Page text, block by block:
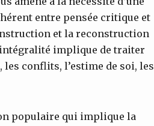
entre pensée critique et
et la reconstruction
implique de traiter
conflits, l’estime de soi, les
populaire qui implique la